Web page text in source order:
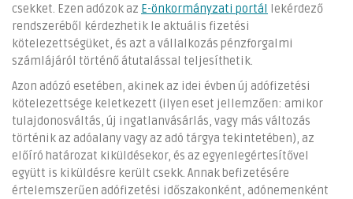
csekket. Ezen adózok az E-önkormányzati portál
lekérdező
rendszeréből kérdezhetik le aktuális fizetési
kötelezettségüket, és azt a vállalkozás pénzforgalmi
számlájáról történő átutalással teljesíthetik.
Azon adózó esetében, akinek az idei évben új adófizetési
kötelezettsége keletkezett (ilyen eset jellemzően: amikor
tulajdonosváltás, új ingatlanvásárlás, vagy más változás
történik az adóalany vagy az adó tárgya tekintetében), az
előíró határozat kiküldésekor, és az egyenlegértesítővel
együtt is kiküldésre került csekk. Annak befizetésére
értelemszerűen adófizetési időszakonként, adónemenként